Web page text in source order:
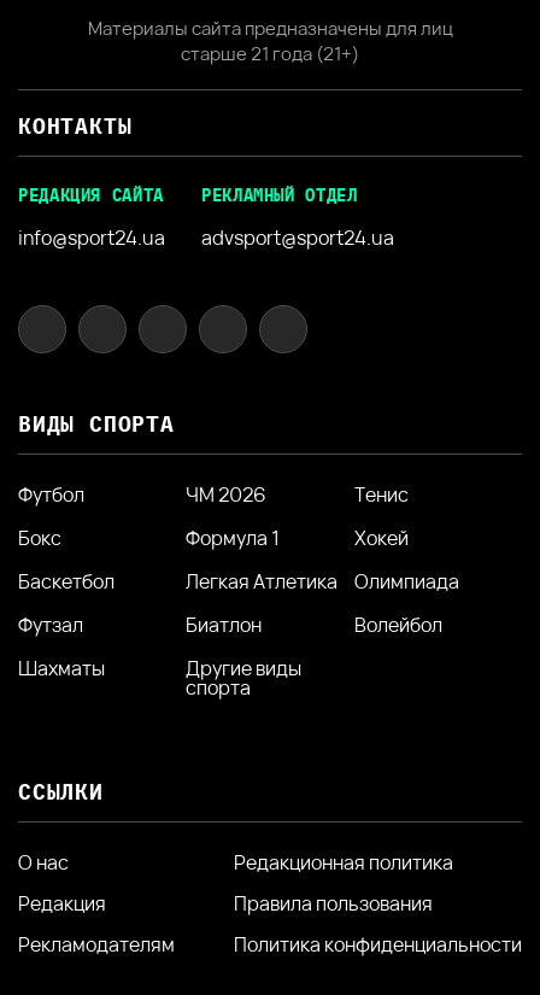
Материалы сайта предназначены для лиц
старше 21 года (21+)
КОНТАКТЫ
РЕДАКЦИЯ САЙТА
info@sport24.ua
РЕКЛАМНЫЙ ОТДЕЛ
advsport@sport24.ua
ВИДЫ СПОРТА
Футбол ЧМ 2026
Тенис
Бокс
Формула 1
Хокей
Баскетбол
Легкая Атлетика
Олимпиада
Футзал
Биатлон
Волейбол
Шахматы
Другие виды
спорта
ССЫЛКИ
О нас
Редакция
Рекламодателям
Редакционная политика
Правила пользования
Политика конфиденциальности